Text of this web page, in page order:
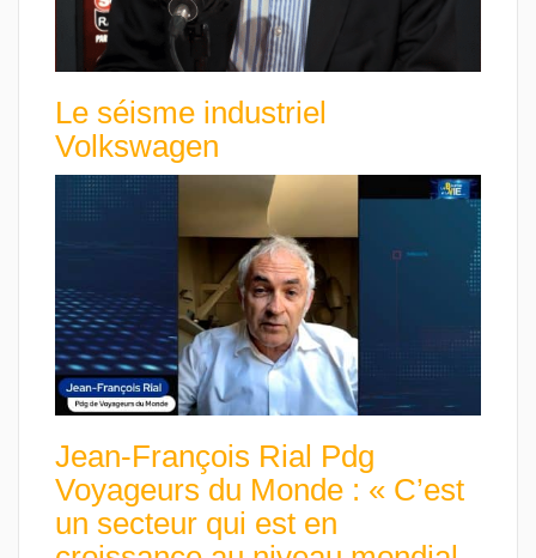
Le séisme industriel
Volkswagen
Jean-François Rial Pdg
Voyageurs du Monde : « C’est
un secteur qui est en